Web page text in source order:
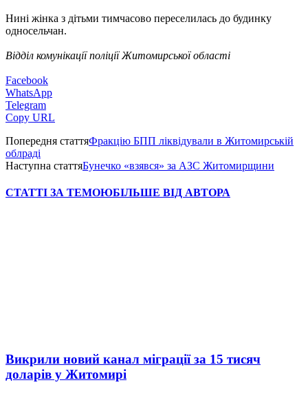
Нині жінка з дітьми тимчасово переселилась до будинку
односельчан.
Відділ комунікації поліції Житомирської області
Facebook
WhatsApp
Telegram
Copy URL
Попередня статтяФракцію БПП ліквідували в Житомирській
облраді
Наступна статтяБунечко «взявся» за АЗС Житомирщини
СТАТТІ ЗА ТЕМОЮБІЛЬШЕ ВІД АВТОРА
Викрили новий канал міграції за 15 тисяч
доларів у Житомирі